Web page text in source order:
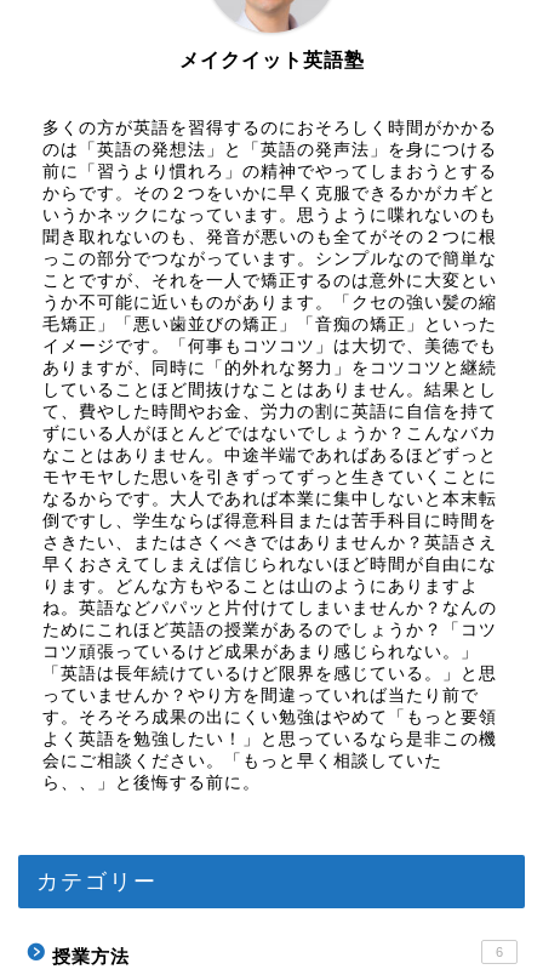
メイクイット英語塾
多くの方が英語を習得するのにおそろしく時間がかかる
のは「英語の発想法」と「英語の発声法」を身につける
前に「習うより慣れろ」の精神でやってしまおうとする
からです。その２つをいかに早く克服できるかがカギと
いうかネックになっています。思うように喋れないのも
聞き取れないのも、発音が悪いのも全てがその２つに根
っこの部分でつながっています。シンプルなので簡単な
ことですが、それを一人で矯正するのは意外に大変とい
うか不可能に近いものがあります。「クセの強い髪の縮
毛矯正」「悪い歯並びの矯正」「音痴の矯正」といった
イメージです。「何事もコツコツ」は大切で、美徳でも
ありますが、同時に「的外れな努力」をコツコツと継続
していることほど間抜けなことはありません。結果とし
て、費やした時間やお金、労力の割に英語に自信を持て
ずにいる人がほとんどではないでしょうか？こんなバカ
なことはありません。中途半端であればあるほどずっと
モヤモヤした思いを引きずってずっと生きていくことに
なるからです。大人であれば本業に集中しないと本末転
倒ですし、学生ならば得意科目または苦手科目に時間を
さきたい、またはさくべきではありませんか？英語さえ
早くおさえてしまえば信じられないほど時間が自由にな
ります。どんな方もやることは山のようにありますよ
ね。英語などパパッと片付けてしまいませんか？なんの
ためにこれほど英語の授業があるのでしょうか？「コツ
コツ頑張っているけど成果があまり感じられない。」
「英語は長年続けているけど限界を感じている。」と思
っていませんか？やり方を間違っていれば当たり前で
す。そろそろ成果の出にくい勉強はやめて「もっと要領
よく英語を勉強したい！」と思っているなら是非この機
会にご相談ください。「もっと早く相談していた
ら、、」と後悔する前に。
カテゴリー
授業方法 6